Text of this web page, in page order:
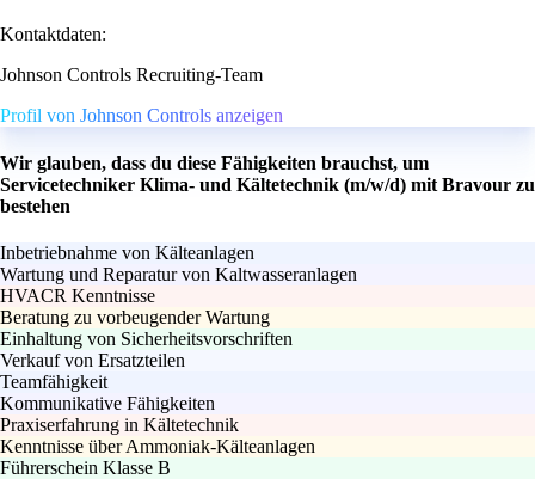
Kontaktdaten:
Johnson Controls Recruiting-Team
Profil von Johnson Controls anzeigen
Wir glauben, dass du diese Fähigkeiten brauchst, um
Servicetechniker Klima- und Kältetechnik (m/w/d) mit Bravour zu
bestehen
Inbetriebnahme von Kälteanlagen
Wartung und Reparatur von Kaltwasseranlagen
HVACR Kenntnisse
Beratung zu vorbeugender Wartung
Einhaltung von Sicherheitsvorschriften
Verkauf von Ersatzteilen
Teamfähigkeit
Kommunikative Fähigkeiten
Praxiserfahrung in Kältetechnik
Kenntnisse über Ammoniak-Kälteanlagen
Führerschein Klasse B